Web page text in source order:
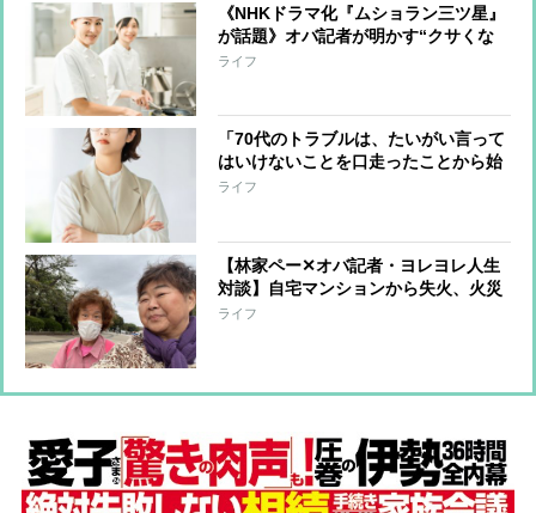
《NHKドラマ化『ムショラン三ツ星』
が話題》オバ記者が明かす“クサくな
いメシ”を作る管理栄養士の話、そし
ライフ
「70代のトラブルは、たいがい言って
はいけないことを口走ったことから始
まっている」オバ記者（69）は“老年
ライフ
【林家ペー✕オバ記者・ヨレヨレ人生
対談】自宅マンションから失火、火災
保険に入っておらず周辺住宅への補償
ライフ